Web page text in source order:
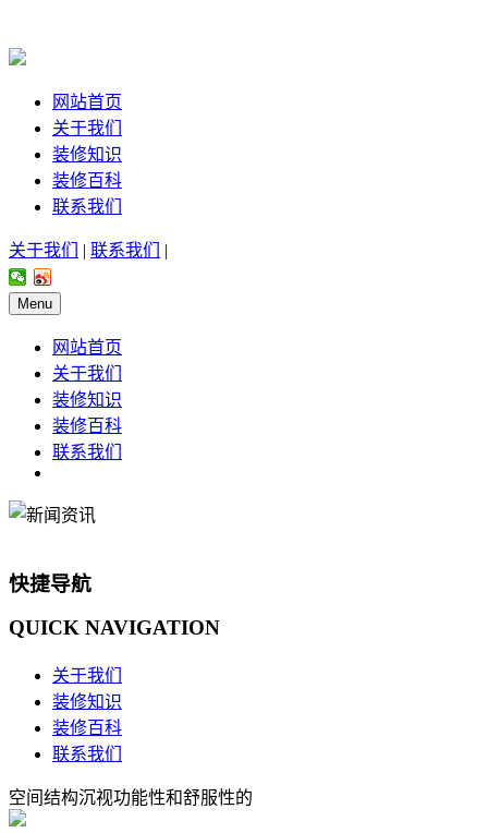
网站首页
关于我们
装修知识
装修百科
联系我们
关于我们 | 联系我们 |
Menu
网站首页
关于我们
装修知识
装修百科
联系我们
快捷导航
QUICK NAVIGATION
关于我们
装修知识
装修百科
联系我们
空间结构沉视功能性和舒服性的